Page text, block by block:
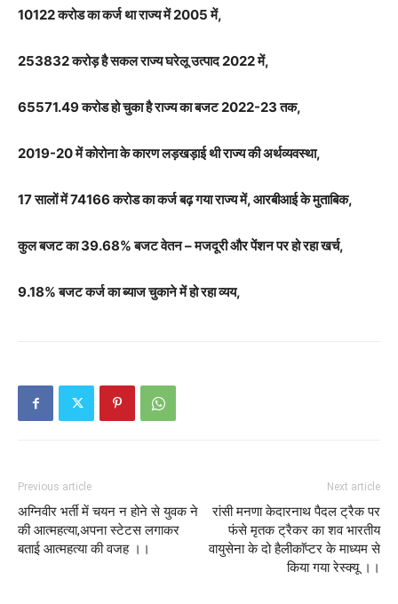
10122 करोड का कर्ज था राज्य में 2005 में,
253832 करोड़ है सकल राज्य घरेलू उत्पाद 2022 में,
65571.49 करोड हो चुका है राज्य का बजट 2022-23 तक,
2019-20 में कोरोना के कारण लड़खड़ाई थी राज्य की अर्थव्यवस्था,
17 सालों में 74166 करोड का कर्ज बढ़ गया राज्य में, आरबीआई के मुताबिक,
कुल बजट का 39.68% बजट वेतन – मजदूरी और पेंशन पर हो रहा खर्च,
9.18% बजट कर्ज का ब्याज चुकाने में हो रहा व्यय,
Previous article
अग्निवीर भर्ती में चयन न होने से युवक ने
की आत्महत्या,अपना स्टेटस लगाकर
बताई आत्महत्या की वजह ।।
Next article
रांसी मनणा केदारनाथ पैदल ट्रैक पर
फंसे मृतक ट्रैकर का शव भारतीय
वायुसेना के दो हैलीकाॅप्टर के माध्यम से
किया गया रेस्क्यू ।।